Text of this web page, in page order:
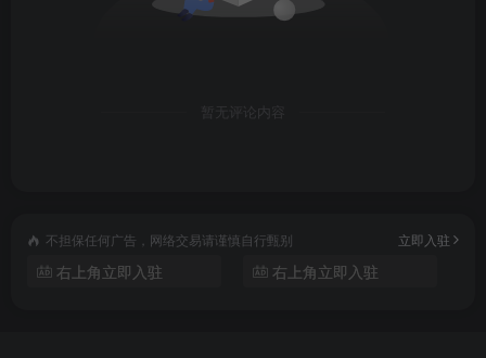
暂无评论内容
不担保任何广告，网络交易请谨慎自行甄别 立即入驻
右上角立即入驻 右上角立即入驻